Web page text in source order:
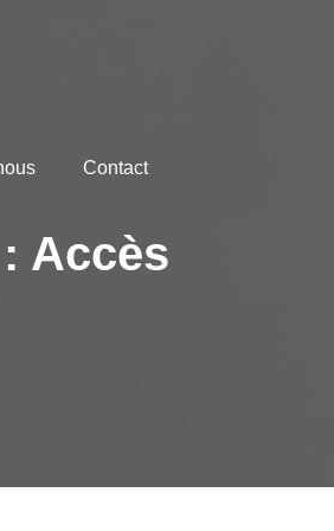
Contact
Accès